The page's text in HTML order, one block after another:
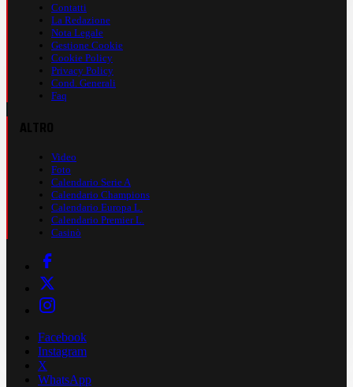
Contatti
La Redazione
Nota Legale
Gestione Cookie
Cookie Policy
Privacy Policy
Cond. Generali
Faq
Video
Foto
Calendario Serie A
Calendario Champions
Calendario Europa L.
Calendario Premier L.
Casinò
Facebook
Instagram
X
WhatsApp